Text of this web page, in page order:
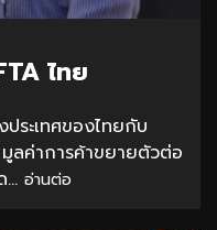
ไทย
ระเทศของไทยกับ
ลค่าการค้าขยายตัวต่อ
อ่านต่อ